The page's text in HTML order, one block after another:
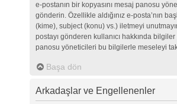
e-postanın bir kopyasını mesaj panosu
gönderin. Özellikle aldığınız e-posta’nın
(kime), subject (konu) vs.) iletmeyi
postayı gönderen kullanıcı hakkında
panosu yöneticileri bu bilgilerle meseleyi
Başa dön
Arkadaşlar ve Engellenenler